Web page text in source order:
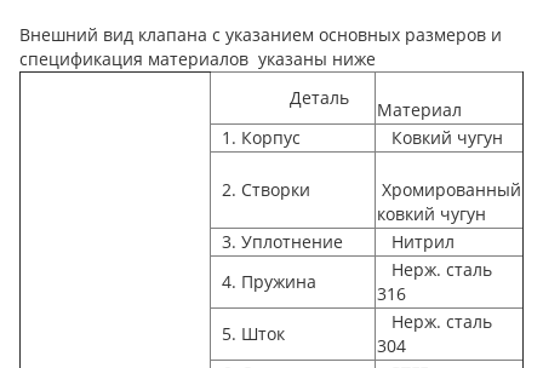
Внешний вид клапана с указанием основных размеров и
спецификация материалов указаны ниже
Деталь
Материал
1. Корпус
Ковкий чугун
2. Створки
Хромированный
ковкий чугун
3. Уплотнение
Нитрил
4. Пружина
Нерж. сталь
316
5. Шток
Нерж. сталь
304